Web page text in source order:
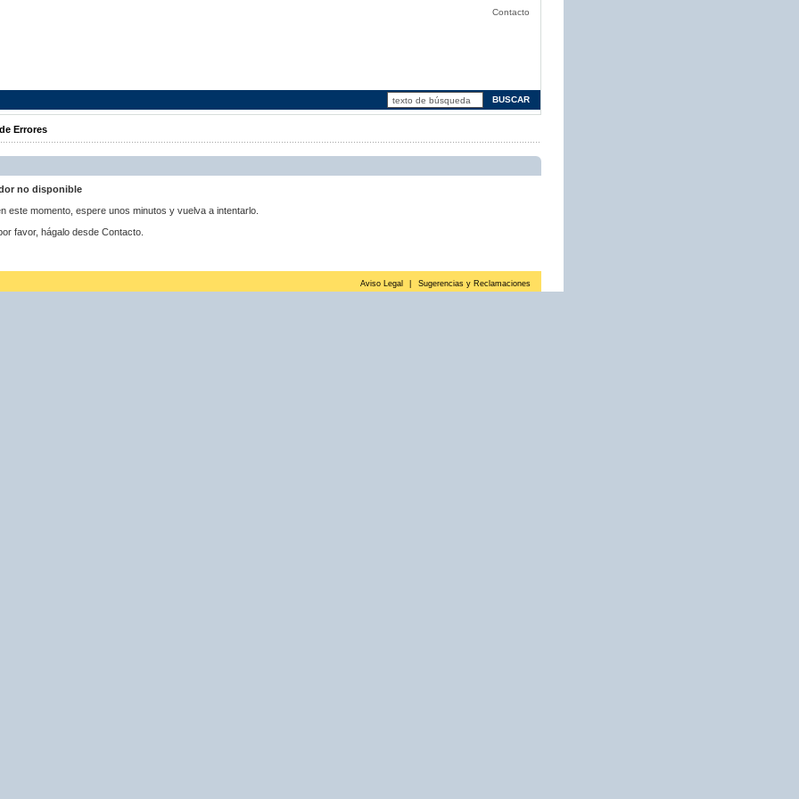
Contacto
Errores
no disponible
este momento, espere unos minutos y vuelva a intentarlo.
favor, hágalo desde Contacto.
Aviso Legal Sugerencias y Reclamaciones